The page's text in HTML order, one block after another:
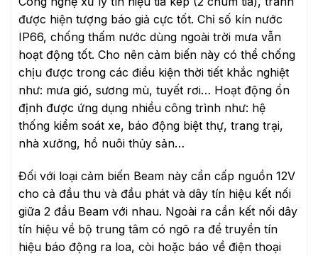
được hiện tượng báo giả cực tốt. Chỉ số kín nước
IP66, chống thấm nước dùng ngoài trời mưa vẫn
hoạt động tốt. Cho nên cảm biến này có thể chống
chịu được trong các điều kiện thời tiết khắc nghiệt
như: mưa gió, sương mù, tuyết rơi… Hoạt động ổn
định được ứng dụng nhiều công trình như: hệ
thống kiểm soát xe, báo động biệt thự, trang trại,
nhà xưởng, hồ nuôi thủy sản…
Đối với loại cảm biến Beam này cần cấp nguồn 12V
cho cả đầu thu và đầu phát và dây tín hiệu kết nối
giữa 2 đầu Beam với nhau. Ngoài ra cần kết nối dây
tín hiệu về bộ trung tâm có ngõ ra để truyền tín
hiệu báo động ra loa, còi hoặc báo về điện thoại